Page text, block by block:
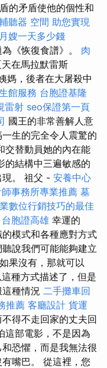
的矛盾使他的個性和
聽器 空間 助您實現
月嫂一天多少錢
《恢復食譜》。 肉
在馬拉默雷斯
媽，後者在大屠殺中
館服務 台胞證基隆
雷射 seo保證第一頁
國王的非常善解人意
生的完全令人震驚的
交替動員她的內在能
的結構中三遍敏感的
現。 祖父 - 安養中心
事務所專業推薦 墓
數位行銷技巧的最佳
台胞證高雄 幸運的
模式和各種應對方式
說我們可能能夠建立
如果沒有，那就可以
種方式描述了，但是
種情況 二手攤車回
推薦 客廳設計 貨運
得不走回家的丈夫回
這部電影，不是因為
恐懼，而是我無法很
嘴巴。 從這裡，您